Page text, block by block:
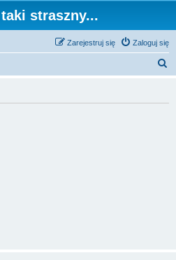
straszny...
Zaloguj się
Zarejestruj się